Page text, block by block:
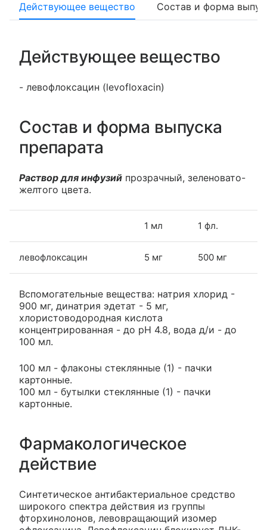
Действующее вещество Состав и форма
Действующее вещество
- левофлоксацин (levofloxacin)
Состав и форма выпуска
препарата
Раствор для инфузий прозрачный, зеленовато-
желтого цвета.
1 мл 1 фл.
левофлоксацин 5 мг 500 мг
Вспомогательные вещества: натрия хлорид -
900 мг, динатрия эдетат - 5 мг,
хлористоводородная кислота
концентрированная - до pH 4.8, вода д/и - до
100 мл.
100 мл - флаконы стеклянные (1) - пачки
картонные.
100 мл - бутылки стеклянные (1) - пачки
картонные.
Фармакологическое
действие
Синтетическое антибактериальное средство
широкого спектра действия из группы
фторхинолонов, левовращающий изомер